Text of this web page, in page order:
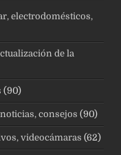
electrodomésticos,
de la
(90)
consejos (90)
videocámaras (62)